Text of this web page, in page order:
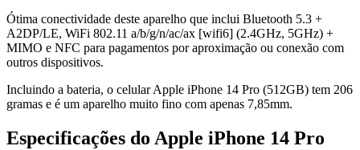
Ótima conectividade deste aparelho que inclui Bluetooth 5.3 +
A2DP/LE, WiFi 802.11 a/b/g/n/ac/ax [wifi6] (2.4GHz, 5GHz) +
MIMO e NFC para pagamentos por aproximação ou conexão com
outros dispositivos.
Incluindo a bateria, o celular Apple iPhone 14 Pro (512GB) tem 206
gramas e é um aparelho muito fino com apenas 7,85mm.
Especificações do Apple iPhone 14 Pro